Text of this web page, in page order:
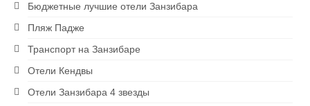
Prison island — остров черепах
Ресторан на скале The Rock
Блю Сафари на Занзибаре
Бюджетные лучшие отели Занзибара
Пляж Падже
Транспорт на Занзибаре
Отели Кендвы
Отели Занзибара 4 звезды